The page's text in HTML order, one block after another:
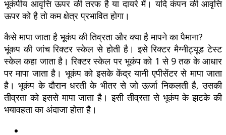
भूकंपीय आवृत्ति ऊपर की तरफ है या दायरे में। यदि कंपन की आवृत्ति
ऊपर को है तो कम क्षेत्र प्रभावित होगा।
कैसे मापा जाता है भूकंप की तिव्रता और क्या है मापने का पैमाना?
भूंकप की जांच रिक्टर स्केल से होती है। इसे रिक्टर मैग्नीट्यूड टेस्ट
स्केल कहा जाता है। रिक्टर स्केल पर भूकंप को 1 से 9 तक के आधार
पर मापा जाता है। भूकंप को इसके केंद्र यानी एपीसेंटर से मापा जाता
है। भूकंप के दौरान धरती के भीतर से जो ऊर्जा निकलती है, उसकी
तीव्रता को इससे मापा जाता है। इसी तीव्रता से भूकंप के झटके की
भयावहता का अंदाजा होता है।